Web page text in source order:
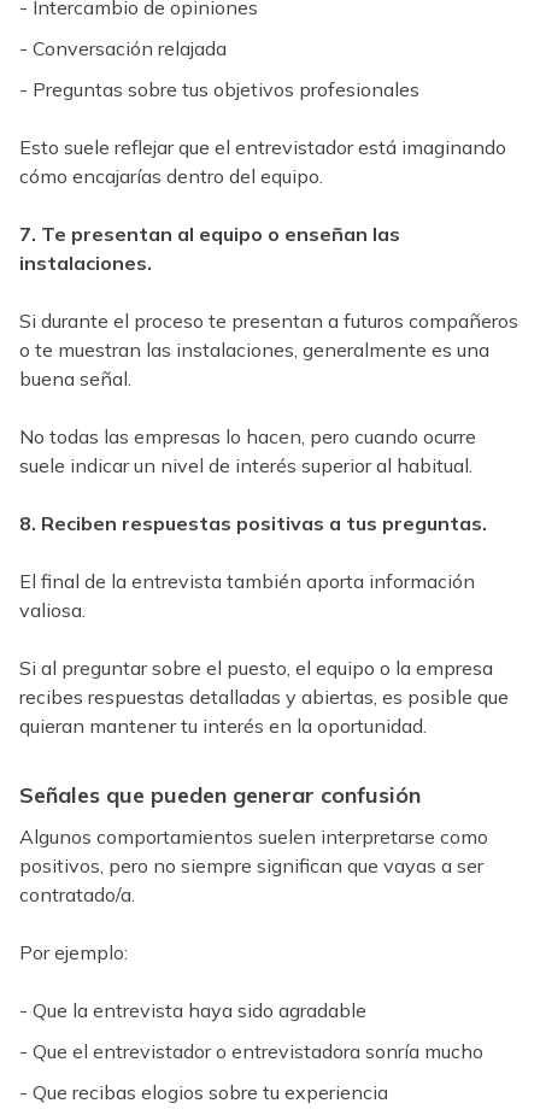
- Intercambio de opiniones
- Conversación relajada
- Preguntas sobre tus objetivos profesionales
Esto suele reflejar que el entrevistador está imaginando
cómo encajarías dentro del equipo.
7. Te presentan al equipo o enseñan las
instalaciones.
Si durante el proceso te presentan a futuros compañeros
o te muestran las instalaciones, generalmente es una
buena señal.
No todas las empresas lo hacen, pero cuando ocurre
suele indicar un nivel de interés superior al habitual.
8. Reciben respuestas positivas a tus preguntas.
El final de la entrevista también aporta información
valiosa.
Si al preguntar sobre el puesto, el equipo o la empresa
recibes respuestas detalladas y abiertas, es posible que
quieran mantener tu interés en la oportunidad.
Señales que pueden generar confusión
Algunos comportamientos suelen interpretarse como
positivos, pero no siempre significan que vayas a ser
contratado/a.
Por ejemplo:
- Que la entrevista haya sido agradable
- Que el entrevistador o entrevistadora sonría mucho
- Que recibas elogios sobre tu experiencia